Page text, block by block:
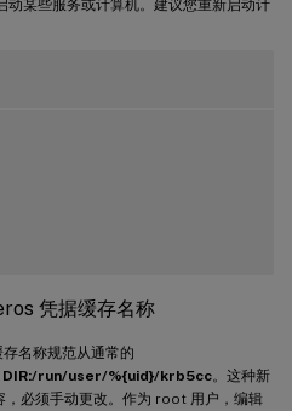
动某些服务或计算机。建议您重新启动计
凭据缓存名称
名称规范从通常的
DIR:/run/user/%{uid}/krb5cc。这种新
，必须手动更改。作为 root 用户，编辑